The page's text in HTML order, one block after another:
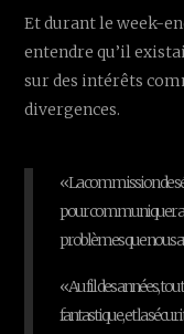
Et durant le week-
entendre qu’il
sur des intérêts
divergences.
« La commission de
pour communiquer
problèmes que nous
« Au fil des années,
fantastique, et la